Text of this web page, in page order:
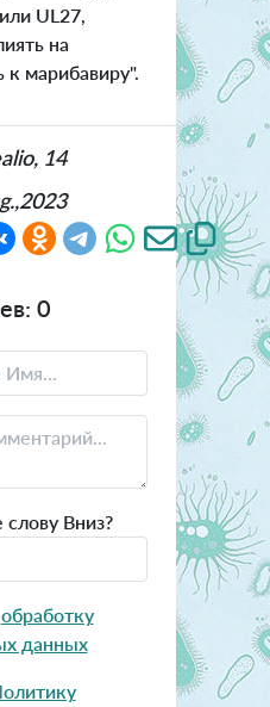
UL27,
на
к марибавиру".
14
0
Вниз?
обработку
данных